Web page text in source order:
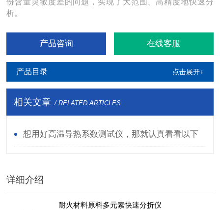
析。
产品咨询 在线客服
产品目录 点击展开+
相关文章 / RELATED ARTICLES
想用好高温导热系数测试仪，那就认真看看以下
详细介绍
耐火材料原料多元素快速分折仪